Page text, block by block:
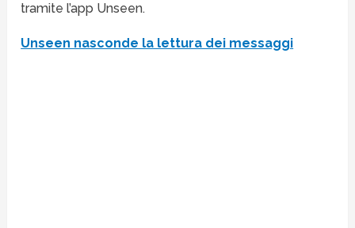
tramite l’app Unseen.
Unseen nasconde la lettura dei messaggi